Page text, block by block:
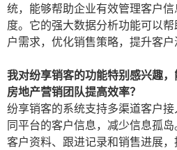
统，能够帮助企业有效管理客户
度。它的强大数据分析功能可以
户需求，优化销售策略，提升客户
我对纷享销客的功能特别感兴趣
房地产营销团队提高效率？
纷享销客的系统支持多渠道客户
同平台的客户信息，减少信息孤
客户资料、跟进记录和销售进展